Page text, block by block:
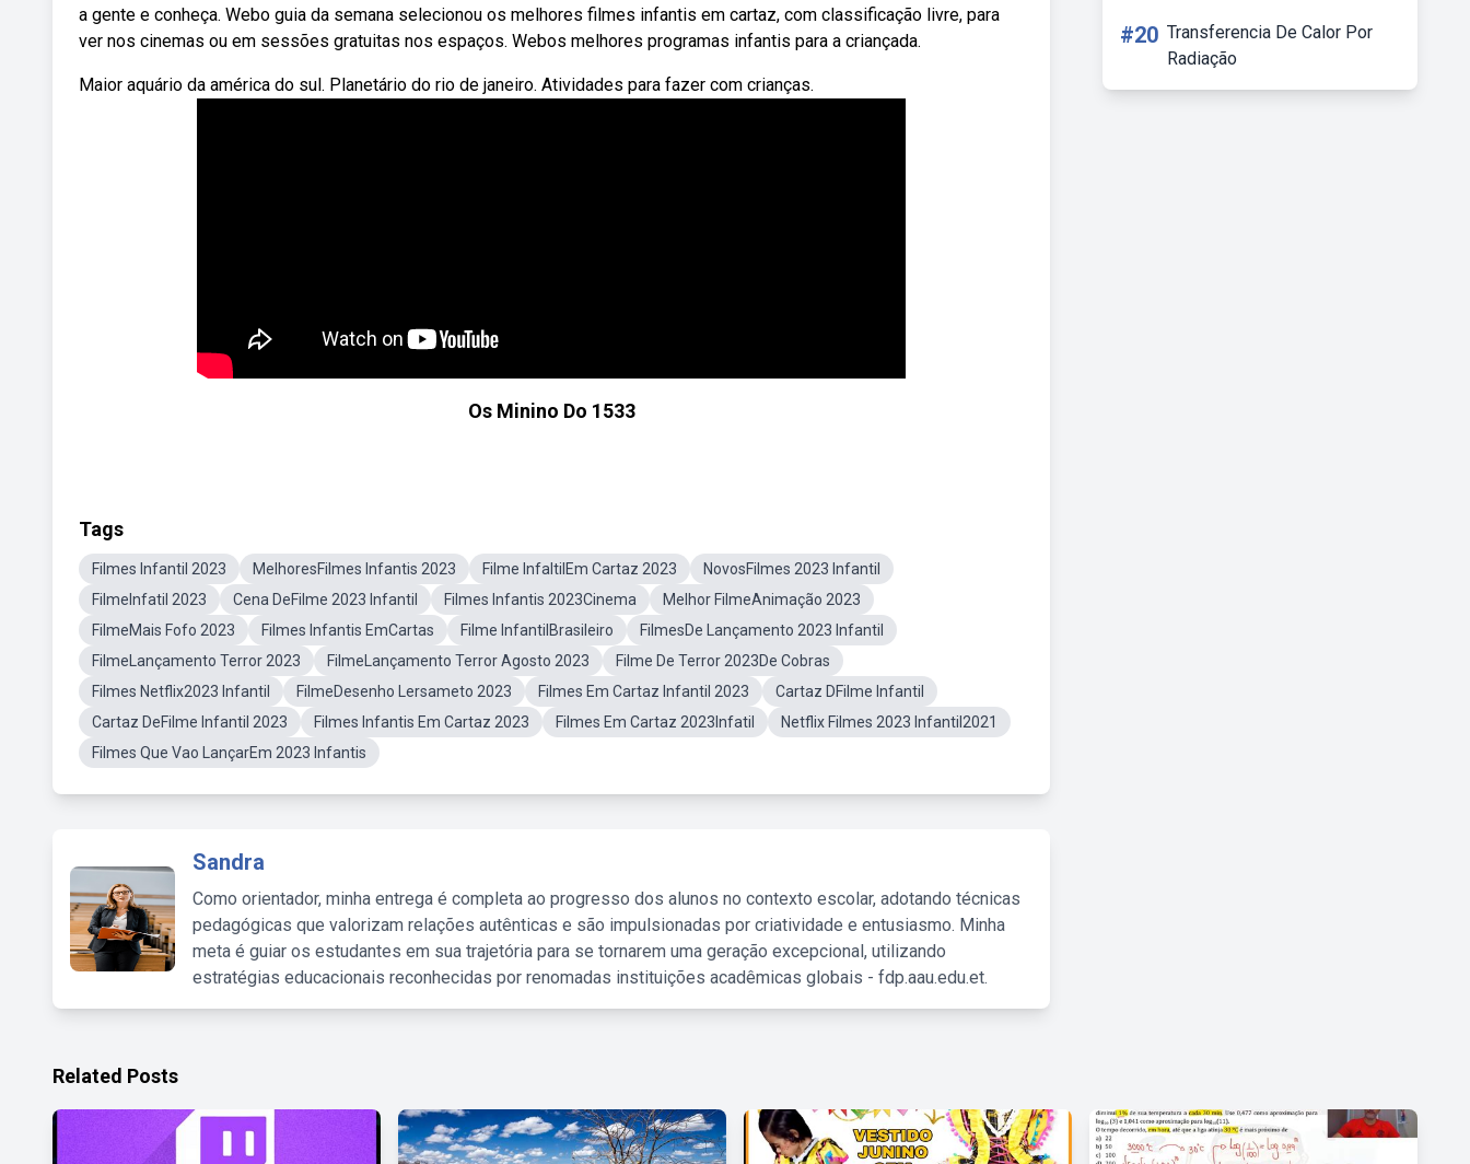
a gente e conheça. Webo guia da semana selecionou os melhores filmes infantis em cartaz, com classificação livre, para
ver nos cinemas ou em sessões gratuitas nos espaços. Webos melhores programas infantis para a criançada.
Maior aquário da américa do sul. Planetário do rio de janeiro. Atividades para fazer com crianças.
Os Minino Do 1533
Tags
Filmes Infantil 2023 MelhoresFilmes Infantis 2023 Filme InfaltilEm Cartaz 2023
NovosFilmes 2023 Infantil
FilmeInfatil 2023
Cena DeFilme 2023 Infantil Filmes Infantis 2023Cinema
Melhor FilmeAnimação 2023
FilmeMais Fofo 2023
Filmes Infantis EmCartas Filme InfantilBrasileiro
FilmesDe Lançamento 2023 Infantil
FilmeLançamento Terror 2023
FilmeLançamento Terror Agosto 2023
Filme De Terror 2023De Cobras
Filmes Netflix2023 Infantil
FilmeDesenho Lersameto 2023 Filmes Em Cartaz Infantil 2023
Cartaz DFilme Infantil
Cartaz DeFilme Infantil 2023
Filmes Infantis Em Cartaz 2023 Filmes Em Cartaz 2023Infatil
Netflix Filmes 2023 Infantil2021
Filmes Que Vao LançarEm 2023 Infantis
Sandra
Como orientador, minha entrega é completa ao progresso dos alunos no contexto escolar, adotando técnicas
pedagógicas que valorizam relações autênticas e são impulsionadas por criatividade e entusiasmo. Minha
meta é guiar os estudantes em sua trajetória para se tornarem uma geração excepcional, utilizando
estratégias educacionais reconhecidas por renomadas instituições acadêmicas globais - fdp.aau.edu.et.
#20 Transferencia De Calor Por
Radiação
Related Posts